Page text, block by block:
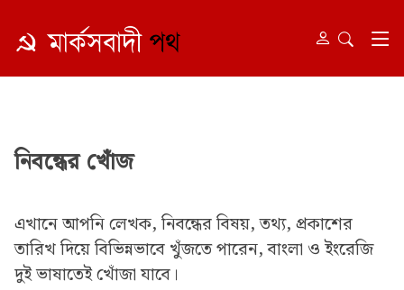
নিবন্ধের খোঁজ
এখানে আপনি লেখক, নিবন্ধের বিষয়, তথ্য, প্রকাশের
তারিখ দিয়ে বিভিন্নভাবে খুঁজতে পারেন, বাংলা ও ইংরেজি
দুই ভাষাতেই খোঁজা যাবে।